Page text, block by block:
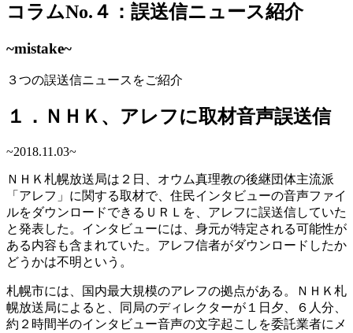
コラムNo.４：誤送信ニュース紹介
~mistake~
３つの誤送信ニュースをご紹介
１．ＮＨＫ、アレフに取材音声誤送信
~2018.11.03~
ＮＨＫ札幌放送局は２日、オウム真理教の後継団体主流派
「アレフ」に関する取材で、住民インタビューの音声ファイ
ルをダウンロードできるＵＲＬを、アレフに誤送信していた
と発表した。インタビューには、身元が特定される可能性が
ある内容も含まれていた。アレフ信者がダウンロードしたか
どうかは不明という。
札幌市には、国内最大規模のアレフの拠点がある。ＮＨＫ札
幌放送局によると、同局のディレクターが１日夕、６人分、
約２時間半のインタビュー音声の文字起こしを委託業者にメ